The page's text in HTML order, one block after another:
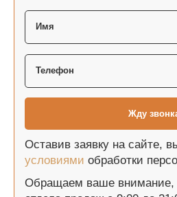
Оставив заявку на сайте,
условиями обработки
Обращаем ваше внимание,